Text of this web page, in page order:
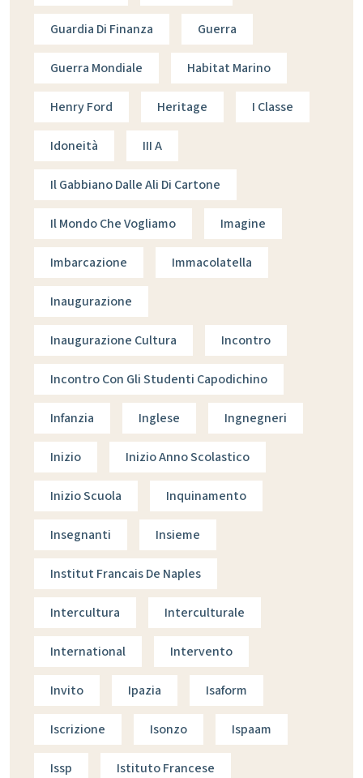
Guardia Di Finanza Guerra
Guerra Mondiale Habitat Marino
Henry Ford Heritage I Classe
Idoneità III A
Il Gabbiano Dalle Ali Di Cartone
Il Mondo Che Vogliamo Imagine
Imbarcazione Immacolatella
Inaugurazione
Inaugurazione Cultura Incontro
Incontro Con Gli Studenti Capodichino
Infanzia Inglese Ingnegneri
Inizio Inizio Anno Scolastico
Inizio Scuola Inquinamento
Insegnanti Insieme
Institut Francais De Naples
Intercultura Interculturale
International Intervento
Invito Ipazia Isaform
Iscrizione Isonzo Ispaam
Issp Istituto Francese